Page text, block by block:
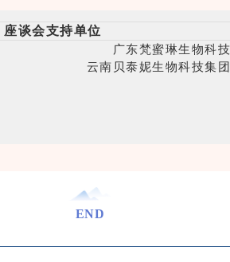
（珂拉琪）
（韩后）
广州市姿色海
公司
莹特丽化妆品
座谈会支持单位
广东梵蜜琳生物科
云南贝泰妮生物科技集
END